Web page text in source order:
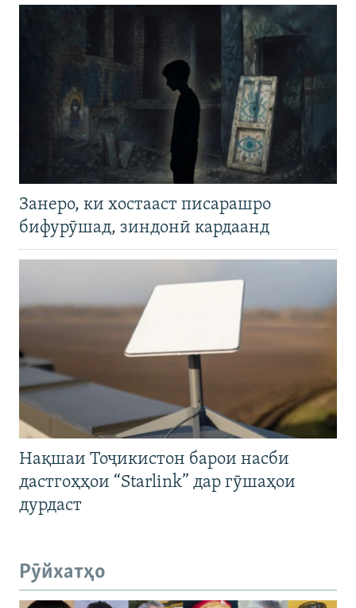
Занеро, ки хостааст писарашро
бифурӯшад, зиндонӣ кардаанд
Нақшаи Тоҷикистон барои насби
дастгоҳҳои “Starlink” дар гӯшаҳои
дурдаст
Рӯйхатҳо